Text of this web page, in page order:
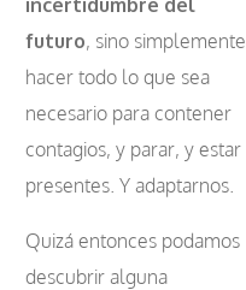
incertidumbre del
futuro, sino simplemente
hacer todo lo que sea
necesario para contener
contagios, y parar, y estar
presentes. Y adaptarnos.
Quizá entonces podamos
descubrir alguna